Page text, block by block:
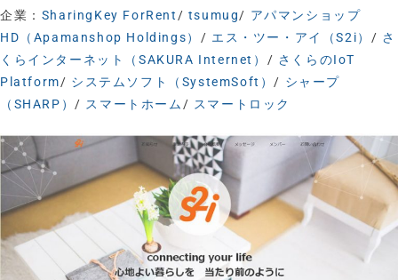
企業： SharingKey ForRent/ tsumug/ アパマンショップ
HD（Apamanshop Holdings） / エス・ツー・アイ（S2i） / さ
くらインターネット（SAKURA Internet） / さくらのIoT
Platform/ システムソフト（SystemSoft）/ シャープ
（SHARP）/ スマートホーム/ スマートロック